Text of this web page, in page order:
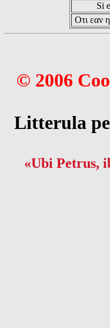
Si
Οτι εαν
© 2006
Litterula
«Ubi Petrus,